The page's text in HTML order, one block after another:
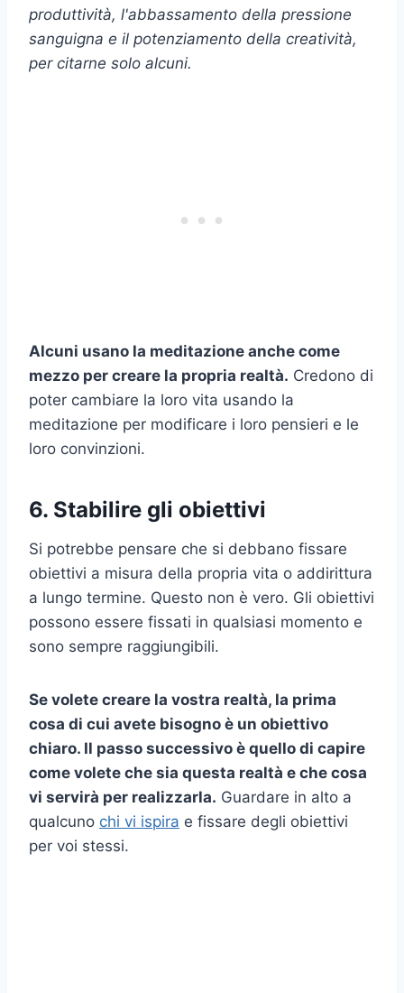
produttività, l'abbassamento della pressione
sanguigna e il potenziamento della creatività,
per citarne solo alcuni.
Alcuni usano la meditazione anche come
mezzo per creare la propria realtà. Credono di
poter cambiare la loro vita usando la
meditazione per modificare i loro pensieri e le
loro convinzioni.
6. Stabilire gli obiettivi
Si potrebbe pensare che si debbano fissare
obiettivi a misura della propria vita o addirittura
a lungo termine. Questo non è vero. Gli obiettivi
possono essere fissati in qualsiasi momento e
sono sempre raggiungibili.
Se volete creare la vostra realtà, la prima
cosa di cui avete bisogno è un obiettivo
chiaro. Il passo successivo è quello di capire
come volete che sia questa realtà e che cosa
vi servirà per realizzarla. Guardare in alto a
qualcuno chi vi ispira e fissare degli obiettivi
per voi stessi.